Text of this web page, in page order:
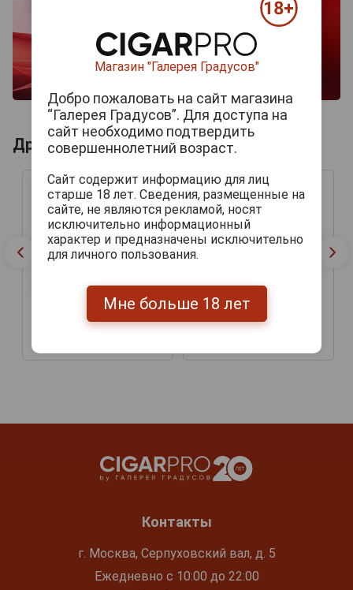
Другие продукты бренда OLIVA
Сигары Oliva Serie V
Belicoso
Сигары Oliva Serie V
Melanio Double Toro
Контакты
г. Москва, Серпуховский вал, д. 5
Ежедневно с 10:00 до 22:00
Магазин "Галерея Градусов"
Добро пожаловать на сайт магазина
“Галерея Градусов”. Для доступа на
сайт необходимо подтвердить
совершеннолетний возраст.
Сайт содержит информацию для лиц
старше 18 лет. Сведения, размещенные на
сайте, не являются рекламой, носят
исключительно информационный
характер и предназначены исключительно
для личного пользования.
Мне больше 18 лет